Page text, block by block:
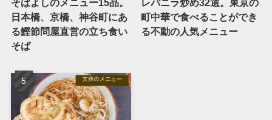
そばよしのメニュー15品。
日本橋、京橋、神谷町にあ
る鰹節問屋直営の立ち食い
そば
レバニラ炒め32選。東京の
町中華で食べることができ
る不動の人気メニュー